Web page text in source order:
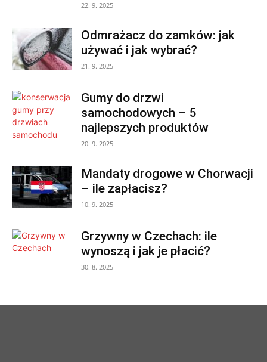
22. 9. 2025
Odmrażacz do zamków: jak
używać i jak wybrać?
21. 9. 2025
Gumy do drzwi
samochodowych – 5
najlepszych produktów
20. 9. 2025
Mandaty drogowe w Chorwacji
– ile zapłacisz?
10. 9. 2025
Grzywny w Czechach: ile
wynoszą i jak je płacić?
30. 8. 2025